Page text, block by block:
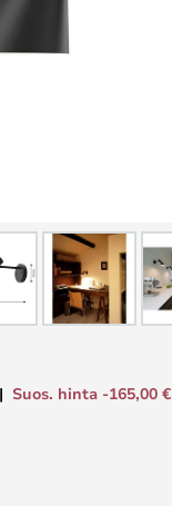
Suos. hinta -165,00 €